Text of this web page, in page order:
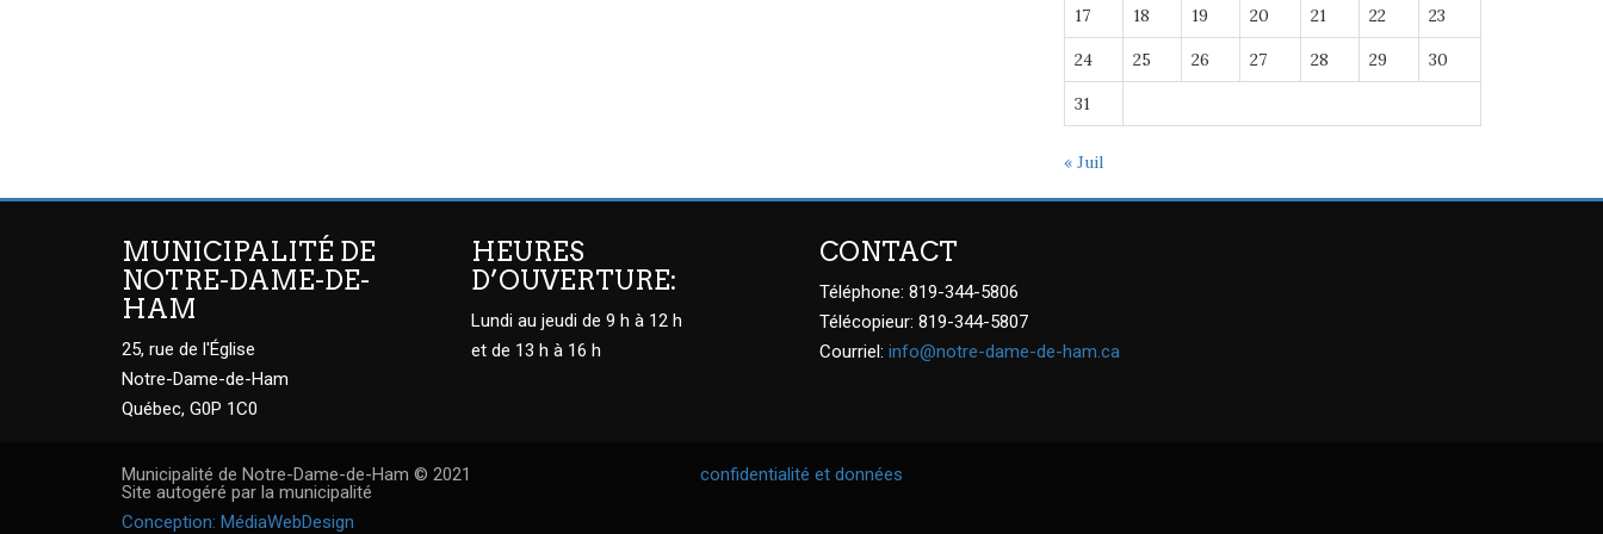
17 18 19 20 21 22 23
24 25 26 27 28 29 30
31
« Juil
MUNICIPALITÉ DE
NOTRE-DAME-DE-
HAM
25, rue de l'Église
Notre-Dame-de-Ham
Québec, G0P 1C0
HEURES
D’OUVERTURE:
Lundi au jeudi de 9 h à 12 h
et de 13 h à 16 h
CONTACT
Téléphone: 819-344-5806
Télécopieur: 819-344-5807
Courriel: info@notre-dame-de-ham.ca
Municipalité de Notre-Dame-de-Ham © 2021
Site autogéré par la municipalité
Conception: MédiaWebDesign
confidentialité et données